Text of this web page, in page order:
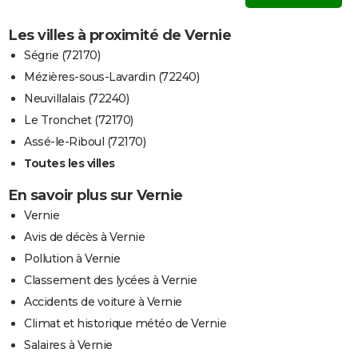
Les villes à proximité de Vernie
Ségrie (72170)
Mézières-sous-Lavardin (72240)
Neuvillalais (72240)
Le Tronchet (72170)
Assé-le-Riboul (72170)
Toutes les villes
En savoir plus sur Vernie
Vernie
Avis de décès à Vernie
Pollution à Vernie
Classement des lycées à Vernie
Accidents de voiture à Vernie
Climat et historique météo de Vernie
Salaires à Vernie